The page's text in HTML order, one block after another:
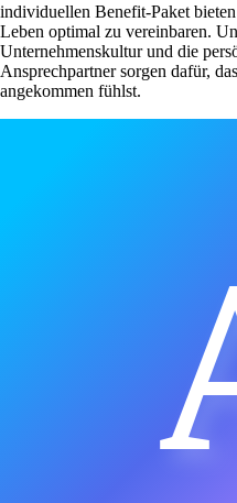
individuellen Benefit-Paket
Leben optimal zu vereinbaren.
Unternehmenskultur und die
Ansprechpartner sorgen dafür,
angekommen fühlst.